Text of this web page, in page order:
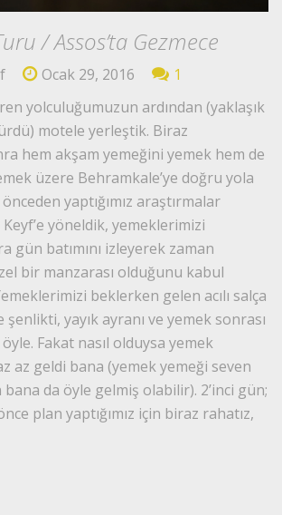
/ Assos’ta Gezmece
Ocak 29, 2016
1
yolculuğumuzun ardından (yaklaşık
motele yerleştik. Biraz
hem akşam yemeğini yemek hem de
üzere Behramkale’ye doğru yola
önceden yaptığımız araştırmalar
yöneldik, yemeklerimizi
gün batımını izleyerek zaman
bir manzarası olduğunu kabul
beklerken gelen acılı salça
yayık ayranı ve yemek sonrası
Fakat nasıl olduysa yemek
az geldi bana (yemek yemeği seven
da öyle gelmiş olabilir). 2’inci gün;
plan yaptığımız için biraz rahatız,